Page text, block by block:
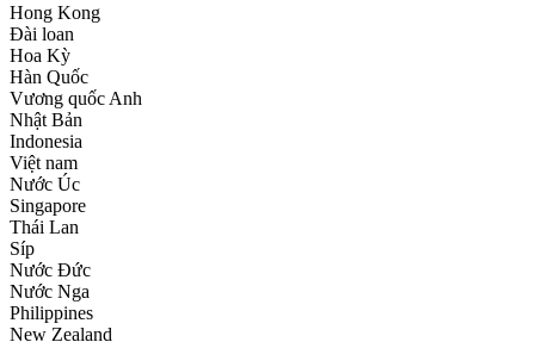
Hong Kong
Đài loan
Hoa Kỳ
Hàn Quốc
Vương quốc Anh
Nhật Bản
Indonesia
Việt nam
Nước Úc
Singapore
Thái Lan
Síp
Nước Đức
Nước Nga
Philippines
New Zealand